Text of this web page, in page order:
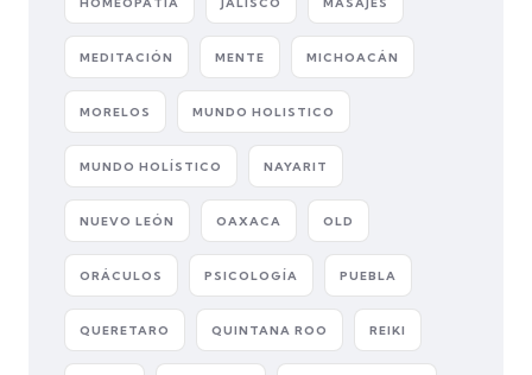
MEDITACIÓN MENTE MICHOACÁN
MORELOS MUNDO HOLISTICO
MUNDO HOLÍSTICO NAYARIT
NUEVO LEÓN OAXACA OLD
ORÁCULOS PSICOLOGÍA PUEBLA
QUERETARO QUINTANA ROO REIKI